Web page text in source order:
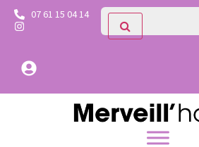
07 61 15 04 14